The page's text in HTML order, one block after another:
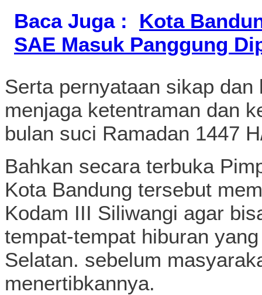
Baca Juga :
Kota
SAE Masuk Panggung
Serta pernyataan sikap
menjaga ketentraman dan
bulan suci Ramadan 1447
Bahkan secara terbuka
Kota Bandung tersebut
Kodam III Siliwangi agar
tempat-tempat hiburan
Selatan. sebelum
menertibkannya.